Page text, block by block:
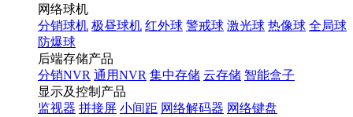
网络球机
分销球机 极昼球机 红外球 警戒球 激光球 热像球 全局球
防爆球
后端存储产品
分销NVR 通用NVR 集中存储 云存储 智能盒子
显示及控制产品
监视器 拼接屏 小间距 网络解码器 网络键盘